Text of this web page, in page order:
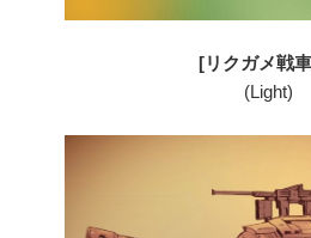
[リクガメ戦
(Light)